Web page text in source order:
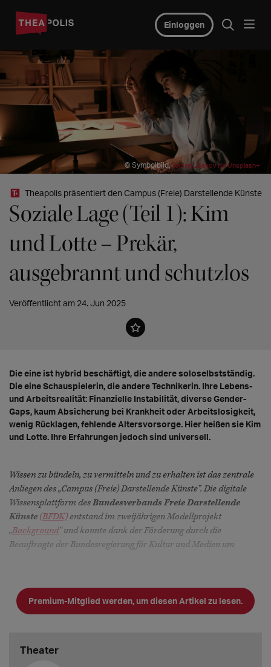
Einloggen
© Symbolbild,Andrej Lišakov für Unsplash+
Theapolis präsentiert den Campus (Freie) Darstellende Künste
Soziale Lage (Teil 1): Kim
und Lotte – Prekär,
ausgebrannt und schutzlos
Veröffentlicht am 24. Jun 2025
Die eine ist hybrid beschäftigt, die andere soloselbstständig.
Die eine Schauspielerin, die andere Technikerin. Ihre Lebens-
und Arbeitsrealität: Finanzielle Instabilität, diverse Gender-
Gaps, kaum Absicherung bei Krankheit oder Arbeitslosigkeit,
wenig Rücklagen, fehlende Altersvorsorge. Hier heißen sie Kim
und Lotte. Ihre Erfahrungen jedoch sind universell.
Wissen zu bündeln, zu vermitteln und zu erhalten ist das zentrale
Anliegen des „Campus (Freie) Darstellende Künste”. Die digitale
Wissensplattform desBundesverbands Freie Darstellende
Künste (BFDK) entstand im zweijährigen Modellprojekt
„Background“ und konnte dank der Förderung durch die
Beauftragte der Bundesregierung für Kultur und Medien um
Premium-Mitglied werden, um diesen Artikel zu lesen.
Theater